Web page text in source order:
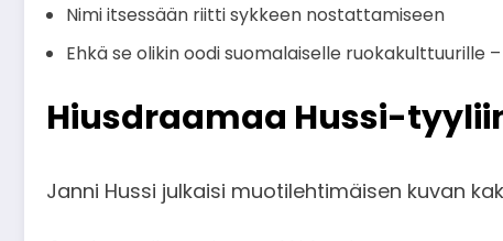
Nimi itsessään riitti sykkeen nostattamiseen
Ehkä se olikin oodi suomalaiselle ruokakulttuurille
Hiusdraamaa Hussi-
Janni Hussi julkaisi muotilehtimäisen kuvan